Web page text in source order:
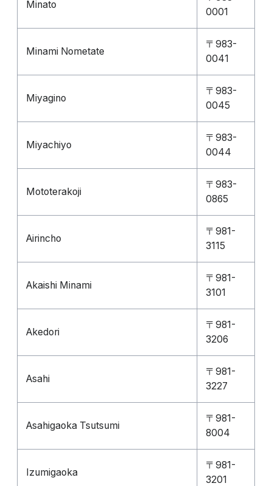
Minato
0001
Minami Nometate
〒983-
0041
Miyagino
〒983-
0045
Miyachiyo
〒983-
0044
Mototerakoji
〒983-
0865
Airincho
〒981-
3115
Akaishi Minami
〒981-
3101
Akedori
〒981-
3206
Asahi
〒981-
3227
Asahigaoka Tsutsumi
〒981-
8004
Izumigaoka
〒981-
3201